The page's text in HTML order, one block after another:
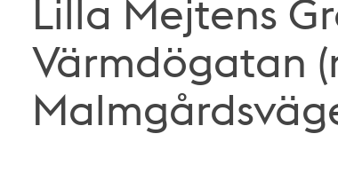
Lilla Mejtens
Värmdögatan